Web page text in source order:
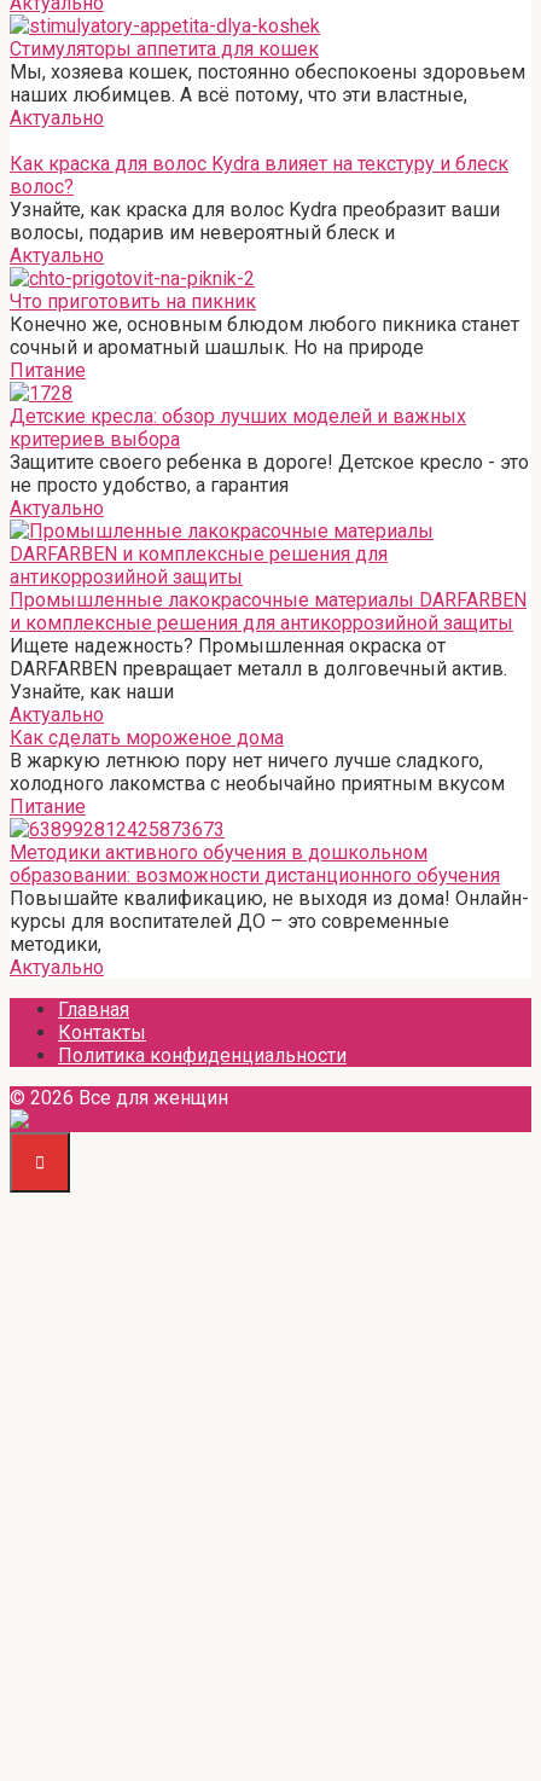
Стимуляторы аппетита для кошек
Мы, хозяева кошек, постоянно обеспокоены здоровьем
наших любимцев. А всё потому, что эти властные,
Актуально
Как краска для волос Kydra влияет на текстуру и блеск
волос?
Узнайте, как краска для волос Kydra преобразит ваши
волосы, подарив им невероятный блеск и
Актуально
Что приготовить на пикник
Конечно же, основным блюдом любого пикника станет
сочный и ароматный шашлык. Но на природе
Питание
Детские кресла: обзор лучших моделей и важных
критериев выбора
Защитите своего ребенка в дороге! Детское кресло - это
не просто удобство, а гарантия
Актуально
Промышленные лакокрасочные материалы DARFARBEN
и комплексные решения для антикоррозийной защиты
Ищете надежность? Промышленная окраска от
DARFARBEN превращает металл в долговечный актив.
Узнайте, как наши
Актуально
Как сделать мороженое дома
В жаркую летнюю пору нет ничего лучше сладкого,
холодного лакомства с необычайно приятным вкусом
Питание
Методики активного обучения в дошкольном
образовании: возможности дистанционного обучения
Повышайте квалификацию, не выходя из дома! Онлайн-
курсы для воспитателей ДО – это современные
методики,
Актуально
Главная
Контакты
Политика конфиденциальности
© 2026 Все для женщин